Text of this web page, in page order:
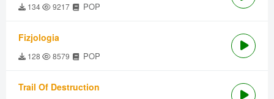
134 9217 POP
Fizjologia
128 8579 POP
Trail Of Destruction